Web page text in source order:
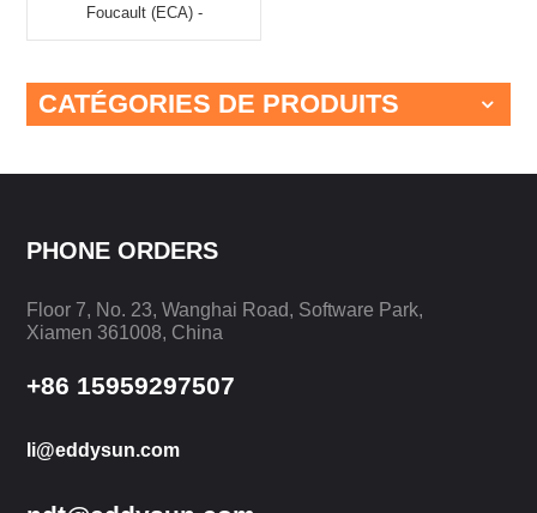
Foucault (ECA) -
CATÉGORIES DE PRODUITS
PHONE ORDERS
Floor 7, No. 23, Wanghai Road, Software Park,
Xiamen 361008, China
+86 15959297507
li@eddysun.com